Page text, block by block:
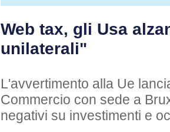
Web tax, gli Usa
unilaterali"
L'avvertimento alla Ue
Commercio con sede a
negativi su investimenti e